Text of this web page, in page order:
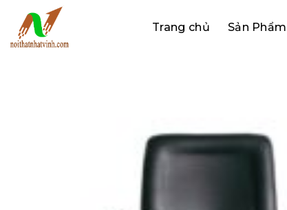
dung
Trang chủ Sản Phẩm